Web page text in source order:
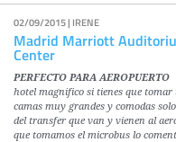
02/09/2015 | IRENE
Madrid Marriott
Center
PERFECTO PARA AEROPUERTO
hotel magnifico si tienes que
camas muy grandes y comodas
del transfer que van y vienen al
que tomamos el microbus lo